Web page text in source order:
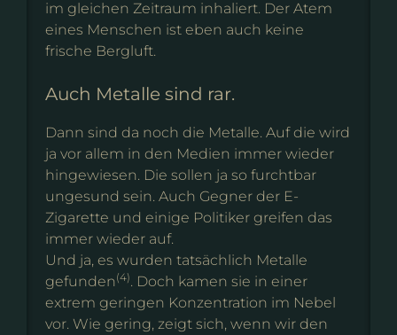
im gleichen Zeitraum inhaliert. Der Atem
eines Menschen ist eben auch keine
frische Bergluft.
Auch Metalle sind rar.
Dann sind da noch die Metalle. Auf die wird
ja vor allem in den Medien immer wieder
hingewiesen. Die sollen ja so furchtbar
ungesund sein. Auch Gegner der E-
Zigarette und einige Politiker greifen das
immer wieder auf.
Und ja, es wurden tatsächlich Metalle
gefunden(4). Doch kamen sie in einer
extrem geringen Konzentration im Nebel
vor. Wie gering, zeigt sich, wenn wir den